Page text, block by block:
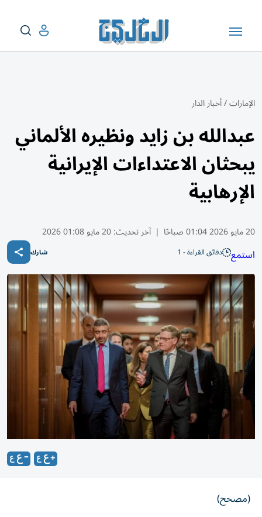
الإمارات/أخبار الدار
عبدالله بن زايد ونظيره الألماني
يبحثان الاعتداءات الإيرانية
الإرهابية
20 مايو 2026 01:04 صباحًا | آخر تحديث:20 مايو 01:08 2026
استمع دقائق القراءة - 1 شارك
(مصحح)